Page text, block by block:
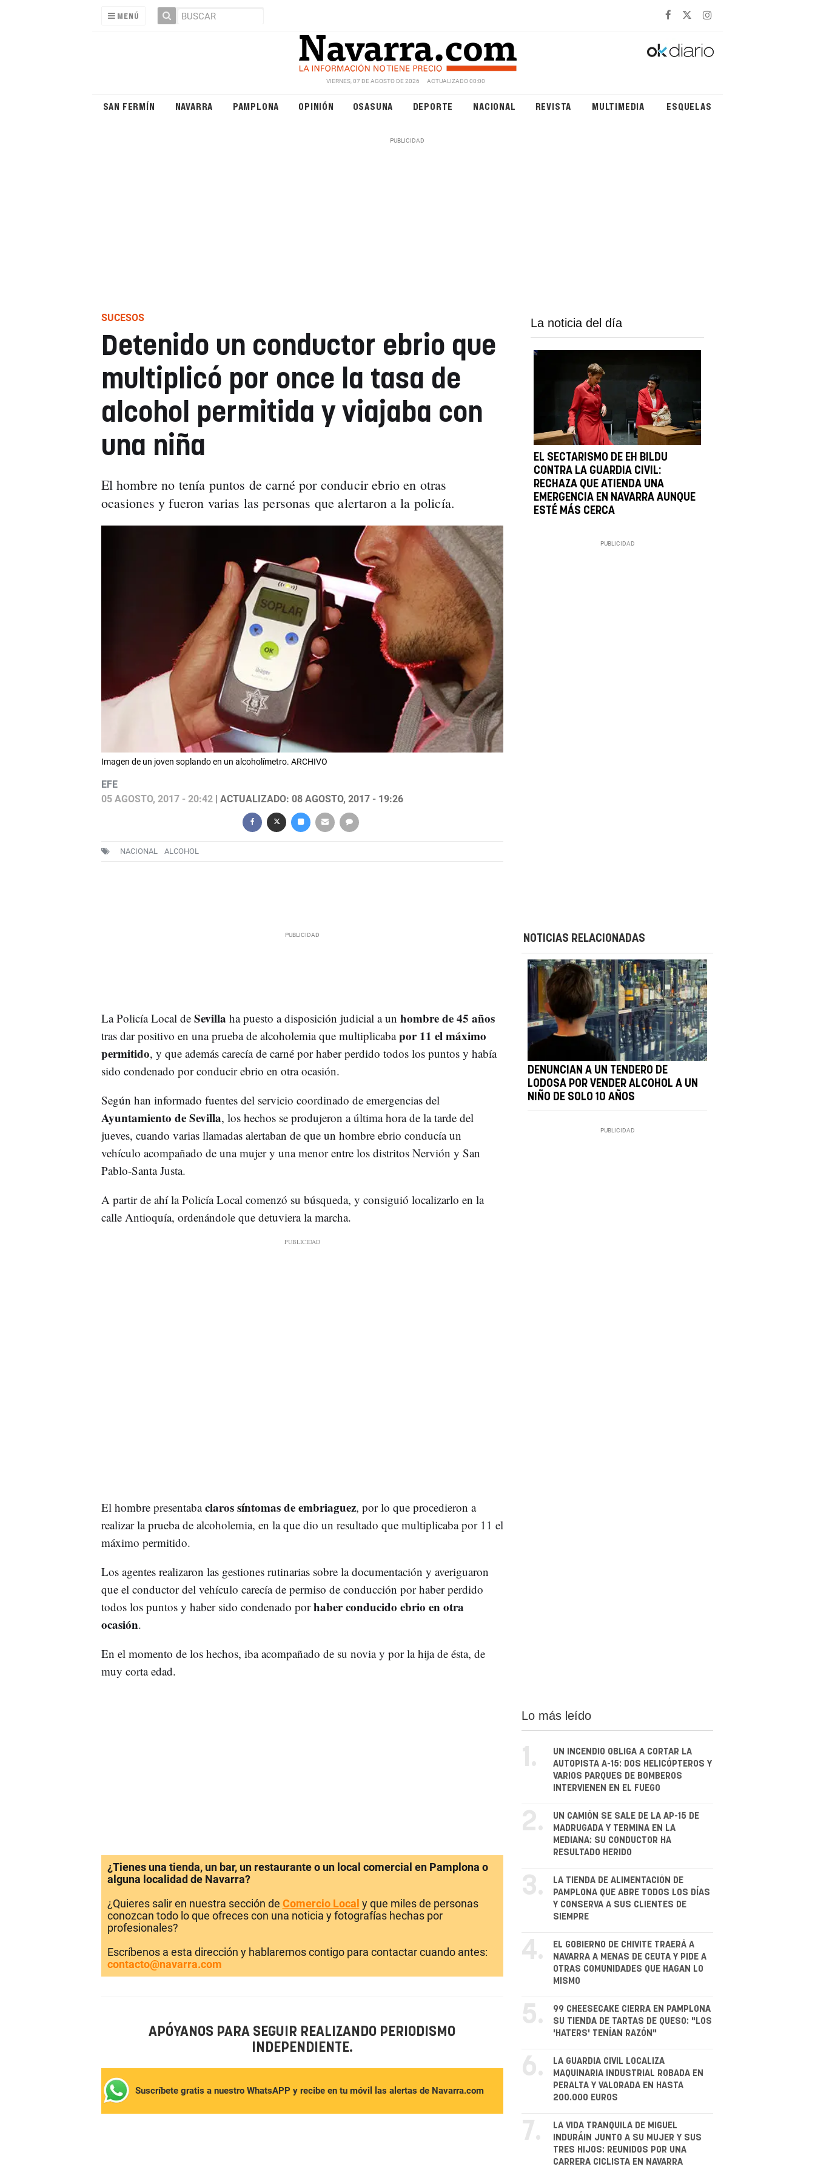
MENÚ
VIERNES, 07 DE AGOSTO DE 2026 ACTUALIZADO 00:00
SAN FERMÍN NAVARRA PAMPLONA OPINIÓN OSASUNA DEPORTE NACIONAL REVISTA MULTIMEDIA ESQUELAS
SUCESOS
Detenido un conductor ebrio que
multiplicó por once la tasa de
alcohol permitida y viajaba con
una niña
El hombre no tenía puntos de carné por conducir ebrio en otras
ocasiones y fueron varias las personas que alertaron a la policía.
Imagen de un joven soplando en un alcoholímetro. ARCHIVO
EFE
05 AGOSTO, 2017 - 20:42| ACTUALIZADO: 08 AGOSTO, 2017 - 19:26
NACIONAL ALCOHOL
La noticia del día
EL SECTARISMO DE EH BILDU
CONTRA LA GUARDIA CIVIL:
RECHAZA QUE ATIENDA UNA
EMERGENCIA EN NAVARRA AUNQUE
ESTÉ MÁS CERCA
La Policía Local de Sevilla ha puesto a disposición judicial a un hombre de 45 años
tras dar positivo en una prueba de alcoholemia que multiplicabapor 11 el máximo
permitido, y que además carecía de carné por haber perdido todos los puntos y había
sido condenado por conducir ebrio en otra ocasión.
Según han informado fuentes del servicio coordinado de emergencias del
Ayuntamiento de Sevilla, los hechos se produjeron a última hora de la tarde del
jueves, cuando varias llamadas alertaban de que un hombre ebrio conducía un
vehículo acompañado de una mujer y una menor entre los distritos Nervión y San
Pablo-Santa Justa.
A partir de ahí la Policía Local comenzó su búsqueda, y consiguió localizarlo en la
calle Antioquía, ordenándole que detuviera la marcha.
El hombre presentabaclaros síntomas de embriaguez, por lo que procedieron a
realizar la prueba de alcoholemia, en la que dio un resultado que multiplicaba por 11 el
máximo permitido.
Los agentes realizaron las gestiones rutinarias sobre la documentación y averiguaron
que el conductor del vehículo carecía de permiso de conducción por haber perdido
todos los puntos y haber sido condenado porhaber conducido ebrio en otra
ocasión.
En el momento de los hechos, iba acompañado de su novia y por la hija de ésta, de
muy corta edad.
NOTICIAS RELACIONADAS
DENUNCIAN A UN TENDERO DE
LODOSA POR VENDER ALCOHOL A UN
NIÑO DE SOLO 10 AÑOS
¿Tienes una tienda, un bar, un restaurante o un local comercial en Pamplona o
alguna localidad de Navarra?
¿Quieres salir en nuestra sección de Comercio Local y que miles de personas
conozcan todo lo que ofreces con una noticia y fotografías hechas por
profesionales?
Escríbenos a esta dirección y hablaremos contigo para contactar cuando antes:
contacto@navarra.com
APÓYANOS PARA SEGUIR REALIZANDO PERIODISMO
INDEPENDIENTE.
Suscríbete gratis a nuestro WhatsAPP y recibe en tu móvil las alertas de Navarra.com
Lo más leído
1.
UN INCENDIO OBLIGA A CORTAR LA
AUTOPISTA A-15: DOS HELICÓPTEROS Y
VARIOS PARQUES DE BOMBEROS
INTERVIENEN EN EL FUEGO
2.
UN CAMIÓN SE SALE DE LA AP-15 DE
MADRUGADA Y TERMINA EN LA
MEDIANA: SU CONDUCTOR HA
RESULTADO HERIDO
3.
LA TIENDA DE ALIMENTACIÓN DE
PAMPLONA QUE ABRE TODOS LOS DÍAS
Y CONSERVA A SUS CLIENTES DE
SIEMPRE
4.
EL GOBIERNO DE CHIVITE TRAERÁ A
NAVARRA A MENAS DE CEUTA Y PIDE A
OTRAS COMUNIDADES QUE HAGAN LO
MISMO
5.
99 CHEESECAKE CIERRA EN PAMPLONA
SU TIENDA DE TARTAS DE QUESO: "LOS
'HATERS' TENÍAN RAZÓN"
6.
LA GUARDIA CIVIL LOCALIZA
MAQUINARIA INDUSTRIAL ROBADA EN
PERALTA Y VALORADA EN HASTA
200.000 EUROS
7.
LA VIDA TRANQUILA DE MIGUEL
INDURÁIN JUNTO A SU MUJER Y SUS
TRES HIJOS: REUNIDOS POR UNA
CARRERA CICLISTA EN NAVARRA